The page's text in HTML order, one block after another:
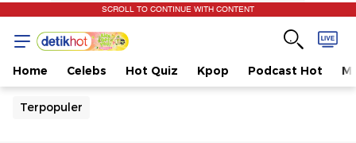
SCROLL TO CONTINUE WITH CONTENT
Home Celebs Hot Quiz Kpop Podcast Hot
Terpopuler